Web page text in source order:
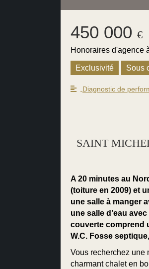
450 000 €
Honoraires d'agence
Exclusivité Sous
Diagnostic de
SAINT
A 20 minutes au
(toiture en 2009) et
une salle à manger
une salle d’eau
couverte comprend
W.C. Fosse
Vous recherchez une
charmant chalet en